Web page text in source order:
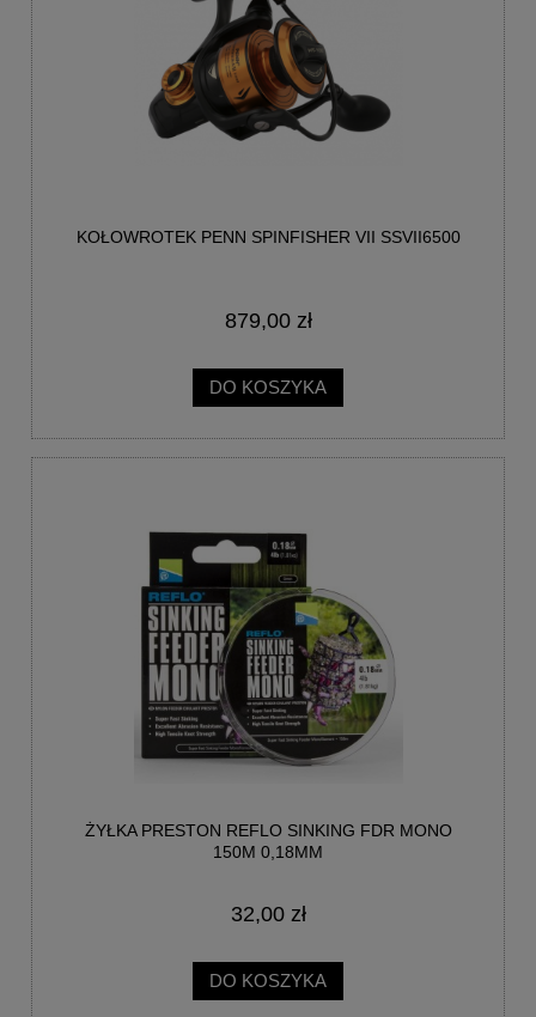
KOŁOWROTEK PENN SPINFISHER VII SSVII6500
879,00 zł
DO KOSZYKA
ŻYŁKA PRESTON REFLO SINKING FDR MONO
150M 0,18MM
32,00 zł
DO KOSZYKA